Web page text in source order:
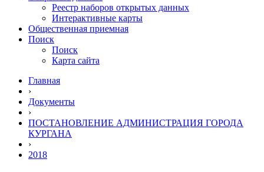
Реестр наборов открытых данных
Интерактивные карты
Общественная приемная
Поиск
Поиск
Карта сайта
Главная
›
Документы
›
ПОСТАНОВЛЕНИЕ АДМИНИСТРАЦИЯ ГОРОДА
КУРГАНА
›
2018